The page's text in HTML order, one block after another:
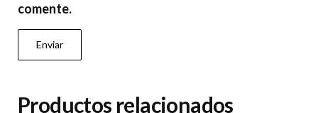
comente.
Productos relacionados